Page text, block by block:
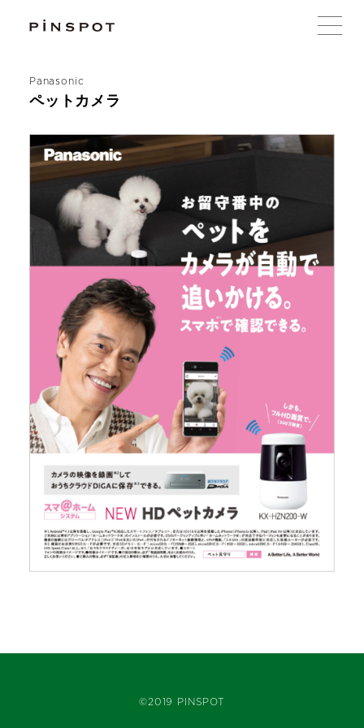
Panasonic
ペットカメラ
©2019 PINSPOT